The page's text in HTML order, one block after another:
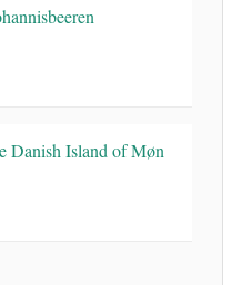
Danish Island of Møn